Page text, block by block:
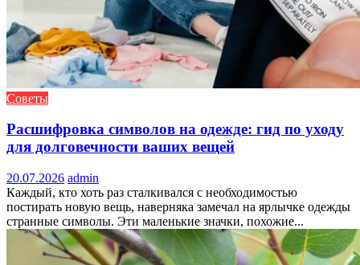
Советы
Расшифровка символов на одежде: гид по уходу
для долговечности ваших вещей
20.07.2026 admin
Каждый, кто хоть раз сталкивался с необходимостью
постирать новую вещь, наверняка замечал на ярлычке одежды
странные символы. Эти маленькие значки, похожие...